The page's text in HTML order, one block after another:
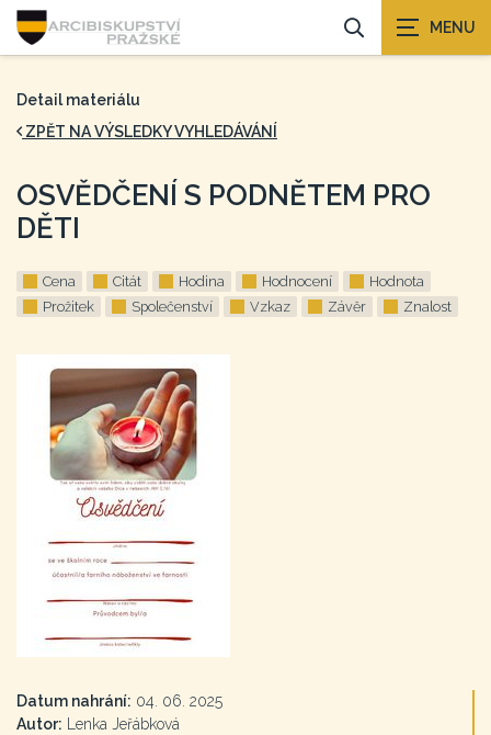
Detail materiálu
ZPĚT NA VÝSLEDKY VYHLEDÁVÁNÍ
OSVĚDČENÍ S PODNĚTEM PRO
DĚTI
Cena Citát Hodina Hodnocení
Hodnota
Prožitek
Společenství Vzkaz Závěr Znalost
Datum nahrání: 04. 06. 2025
Autor: Lenka Jeřábková